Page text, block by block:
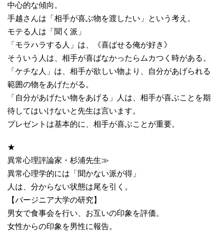
中心的な傾向。
手越さんは「相手が喜ぶ物を渡したい」という考え。
モテる人は「聞く派」
「モラハラする人」は、《喜ばせる俺が好き》
そういう人は、相手が喜ばなかったらムカつく時がある。
「ケチな人」は、相手が欲しい物より、自分があげられる
範囲の物をあげたがる。
「自分があげたい物をあげる」人は、相手が喜ぶことを期
待してはいけないと先生は言います。
プレゼントは基本的に、相手が喜ぶことが重要。
★
異常心理評論家・杉浦先生≫
異常心理学的には「聞かない派が得」
人は、分からない状態は尾を引く。
【バージニア大学の研究】
男女で食事会を行い、お互いの印象を評価。
女性からの印象を男性に報告。